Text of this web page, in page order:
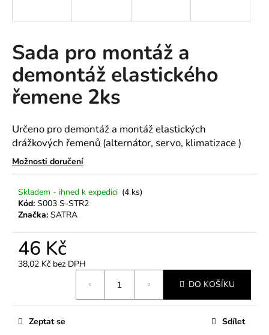
Sada pro montáž a
demontáž elastického
řemene 2ks
Určeno pro demontáž a montáž elastických
drážkových řemenů (alternátor, servo, klimatizace )
Možnosti doručení
Skladem - ihned k expedici (4 ks)
Kód: S003 S-STR2
Značka: SATRA
46 Kč
38,02 Kč bez DPH
DO KOŠÍKU
Zeptat se Sdílet
í
t
?
HLEDAT
D
o
p
o
u
e
m